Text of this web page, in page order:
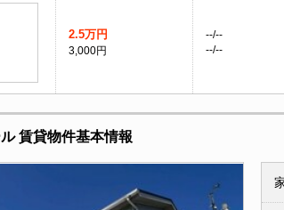
2.5万円
3,000円
--/--
--/--
賃貸物件基本情報